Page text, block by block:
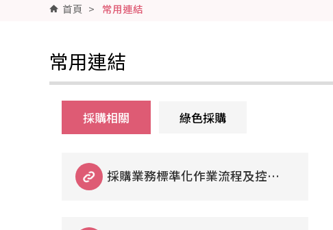
首頁 > 常用連結
常用連結
採購相關 綠色採購
採購業務標準化作業流程及控制